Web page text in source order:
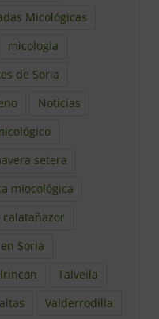
Micológicas
micología
de Soria
Noticias
setera
miocológica
Soria
Talveila
Valderrodilla